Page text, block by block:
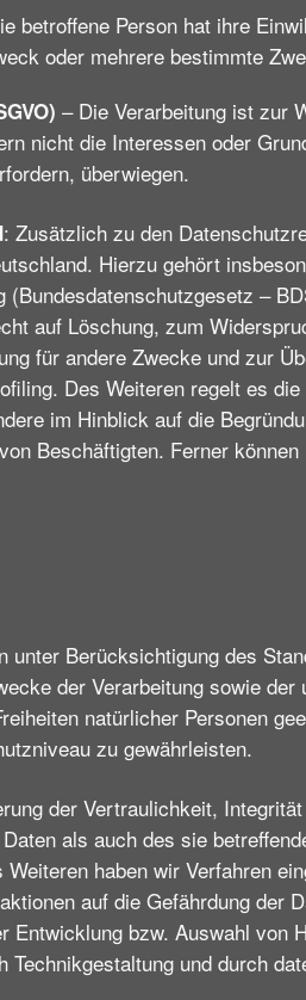
betroffene Person hat ihre
oder mehrere bestimmte
– Die Verarbeitung ist zur
nicht die Interessen oder
überwiegen.
: Zusätzlich zu den
Hierzu gehört
–
auf Löschung, zum
für andere Zwecke und zur
Des Weiteren regelt es
im Hinblick auf die
Beschäftigten. Ferner
Berücksichtigung des
der Verarbeitung sowie
natürlicher Personen
zu gewährleisten.
der Vertraulichkeit,
als auch des sie
haben wir Verfahren
auf die Gefährdung der
bzw. Auswahl von
und durch